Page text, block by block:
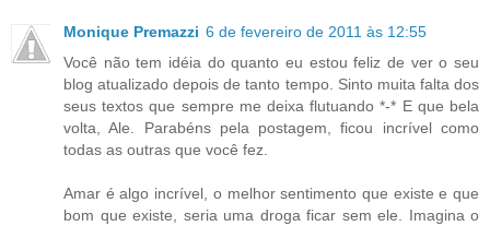
Monique Premazzi 6 de fevereiro de 2011 às 12:55
Você não tem idéia do quanto eu estou feliz de ver o seu
blog atualizado depois de tanto tempo. Sinto muita falta dos
seus textos que sempre me deixa flutuando *-* E que bela
volta, Ale. Parabéns pela postagem, ficou incrível como
todas as outras que você fez.
Amar é algo incrível, o melhor sentimento que existe e que
bom que existe, seria uma droga ficar sem ele. Imagina o